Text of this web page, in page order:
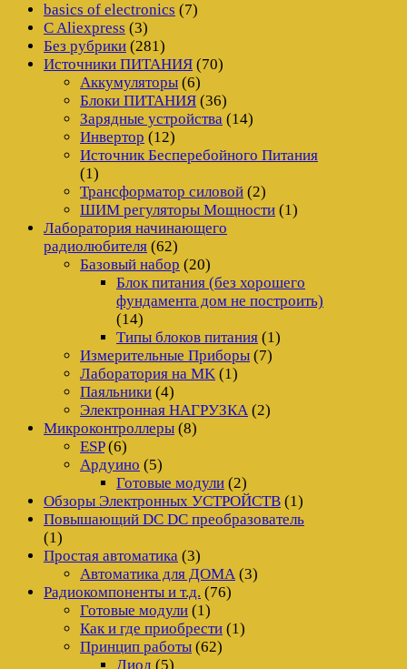
basics of electronics (7)
C Aliexpress (3)
Без рубрики (281)
Источники ПИТАНИЯ (70)
Аккумуляторы (6)
Блоки ПИТАНИЯ (36)
Зарядные устройства (14)
Инвертор (12)
Источник Бесперебойного Питания
(1)
Трансформатор силовой (2)
ШИМ регуляторы Мощности (1)
Лаборатория начинающего
радиолюбителя (62)
Базовый набор (20)
Блок питания (без хорошего
фундамента дом не построить)
(14)
Типы блоков питания (1)
Измерительные Приборы (7)
Лаборатория на MK (1)
Паяльники (4)
Электронная НАГРУЗКА (2)
Микроконтроллеры (8)
ESP(6)
Ардуино (5)
Готовые модули (2)
Обзоры Электронных УСТРОЙСТВ (1)
Повышающий DC DC преобразователь
(1)
Простая автоматика (3)
Автоматика для ДОМА (3)
Радиокомпоненты и т.д. (76)
Готовые модули (1)
Как и где приобрести (1)
Принцип работы (62)
Диод (5)